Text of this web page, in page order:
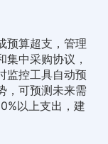
预算超支，管理
中采购协议，
监控工具自动预
，可预测未来需
以上支出，建